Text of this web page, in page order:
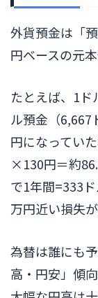
外貨預金は「
円ベースの元
たとえば、1
ル預金（6,667
円になってい
×130円＝約
で1年間=333
万円近い損失が
為替は誰にも
高・円安」傾